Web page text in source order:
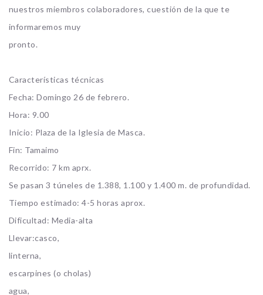
nuestros miembros colaboradores, cuestión de la que te
informaremos muy
pronto.
Características técnicas
Fecha: Domingo 26 de febrero.
Hora: 9.00
Inicio: Plaza de la Iglesia de Masca.
Fin: Tamaimo
Recorrido: 7 km aprx.
Se pasan 3 túneles de 1.388, 1.100 y 1.400 m. de profundidad.
Tiempo estimado: 4-5 horas aprox.
Dificultad: Media-alta
Llevar:casco,
linterna,
escarpines (o cholas)
agua,